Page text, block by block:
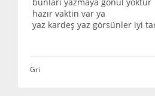
hazır vaktin var ya
yaz kardeş yaz görsünler iyi
Gri